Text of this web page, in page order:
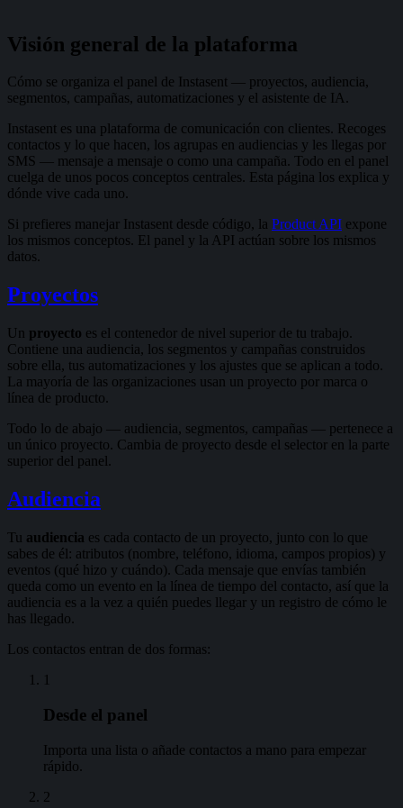
Visión general de la plataforma
Cómo se organiza el panel de Instasent — proyectos, audiencia,
segmentos, campañas, automatizaciones y el asistente de IA.
Instasent es una plataforma de comunicación con clientes. Recoges
contactos y lo que hacen, los agrupas en audiencias y les llegas por
SMS — mensaje a mensaje o como una campaña. Todo en el panel
cuelga de unos pocos conceptos centrales. Esta página los explica y
dónde vive cada uno.
Si prefieres manejar Instasent desde código, la Product API expone
los mismos conceptos. El panel y la API actúan sobre los mismos
datos.
Proyectos
Un proyecto es el contenedor de nivel superior de tu trabajo.
Contiene una audiencia, los segmentos y campañas construidos
sobre ella, tus automatizaciones y los ajustes que se aplican a todo.
La mayoría de las organizaciones usan un proyecto por marca o
línea de producto.
Todo lo de abajo — audiencia, segmentos, campañas — pertenece a
un único proyecto. Cambia de proyecto desde el selector en la parte
superior del panel.
Audiencia
Tu audiencia es cada contacto de un proyecto, junto con lo que
sabes de él: atributos (nombre, teléfono, idioma, campos propios) y
eventos (qué hizo y cuándo). Cada mensaje que envías también
queda como un evento en la línea de tiempo del contacto, así que la
audiencia es a la vez a quién puedes llegar y un registro de cómo le
has llegado.
Los contactos entran de dos formas:
1
Desde el panel
Importa una lista o añade contactos a mano para empezar
rápido.
2